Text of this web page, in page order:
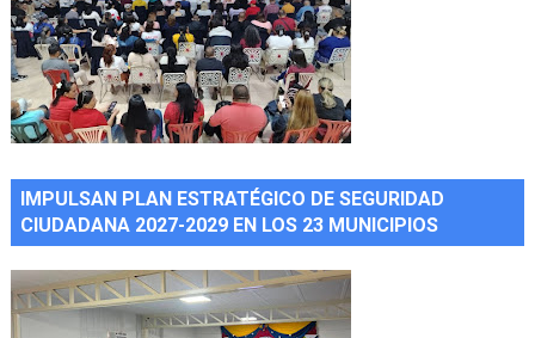
IMPULSAN PLAN ESTRATÉGICO DE SEGURIDAD
CIUDADANA 2027-2029 EN LOS 23 MUNICIPIOS